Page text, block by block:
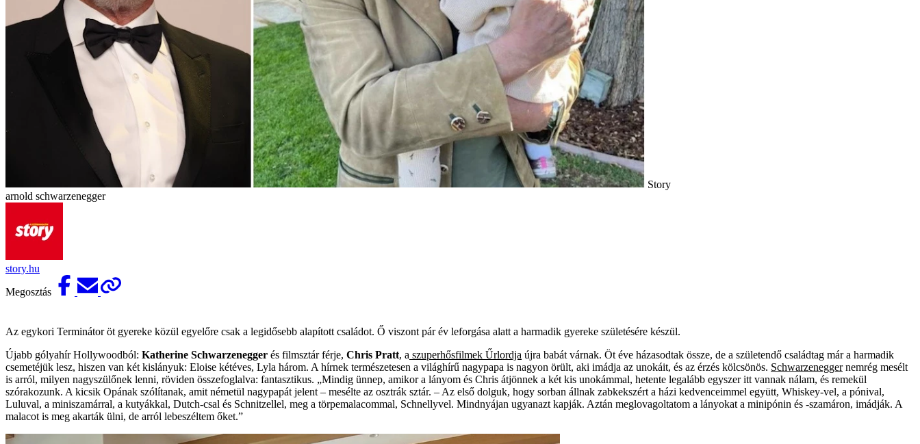
Story
arnold schwarzenegger
story.hu
Megosztás
Az egykori Terminátor öt gyereke közül egyelőre csak a legidősebb alapított családot. Ő viszont pár év leforgása alatt a harmadik gyereke születésére készül.
Újabb gólyahír Holly­woodból: Katherine­ Schwarzenegger és filmsztár férje, Chris­ Pratt, a szuperhősfilmek Űrlordja újra babát várnak. Öt éve házasodtak össze, de a születendő családtag már a harmadik
csemetéjük lesz, hiszen van két kislányuk: Eloise kétéves, Lyla három. A hírnek természetesen a világhírű nagypapa is nagyon örült, aki imádja az unokáit, és az érzés kölcsönös. Schwar­zeneggernemrég mesélt
is arról, milyen nagyszülőnek lenni, röviden összefoglalva: fantasztikus. „Mindig ünnep, amikor a lányom és Chris átjönnek a két kis unokámmal, hetente legalább egyszer itt vannak nálam, és remekül
szórakozunk. A kicsik Opának szólítanak, amit németül nagypapát jelent – mesélte az osztrák sztár. – Az első dolguk, hogy sorban állnak zabkekszért a házi kedvenceimmel együtt, Whiskey-vel, a pónival,
Luluval, a miniszamárral, a kutyákkal, Dutch-csal és Schnitzellel, meg a törpemalacommal, Schnelly­vel. Mindnyájan ugyanazt kapják. Aztán meglovagoltatom a lányokat a minipónin és -szamáron, imádják. A
malacot is meg akarták ülni, de arról lebeszéltem őket.”